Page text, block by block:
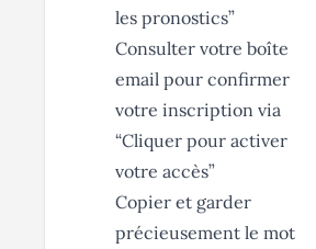
les pronostics”
Consulter votre boîte
email pour confirmer
votre inscription via
“Cliquer pour activer
votre accès”
Copier et garder
précieusement le mot